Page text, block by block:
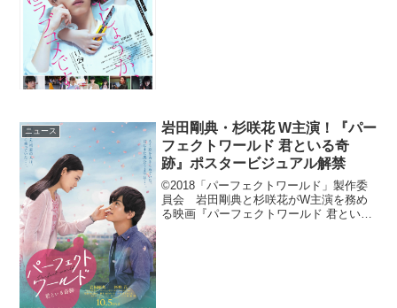
ニュース
岩田剛典・杉咲花 W主演！『パー
フェクトワールド 君といる奇
跡』ポスタービジュアル解禁
©2018「パーフェクトワールド」製作委
員会 岩田剛典と杉咲花がW主演を務め
る映画『パーフェクトワールド 君といる